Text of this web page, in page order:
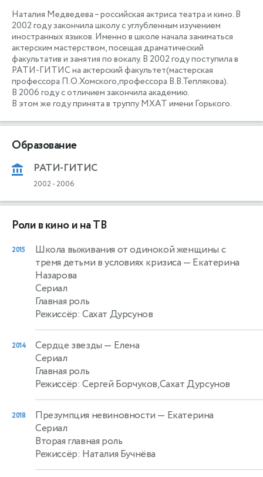
Наталия Медведева – российская актриса театра и кино. В
2002 году закончила школу с углубленным изучением
иностранных языков. Именно в школе начала заниматься
актерским мастерством, посещая драматический
факультатив и занятия по вокалу. В 2002 году поступила в
РАТИ-ГИТИС на актерский факультет(мастерская
профессора П.О.Хомского,профессора В.В.Теплякова).
В 2006 году с отличием закончила академию.
В этом же году принята в труппу МХАТ имени Горького.
Образование
РАТИ-ГИТИС
2002- 2006
Роли в кино и на ТВ
2015
Школа выживания от одинокой женщины с
тремя детьми в условиях кризиса — Екатерина
Назарова
Сериал
Главная роль
Режиссёр: Сахат Дурсунов
2014 Сердце звезды — Елена
Сериал
Главная роль
Режиссёр: Сергей Борчуков,Сахат Дурсунов
2018 Презумпция невиновности — Екатерина
Сериал
Вторая главная роль
Режиссёр: Наталия Бучнёва